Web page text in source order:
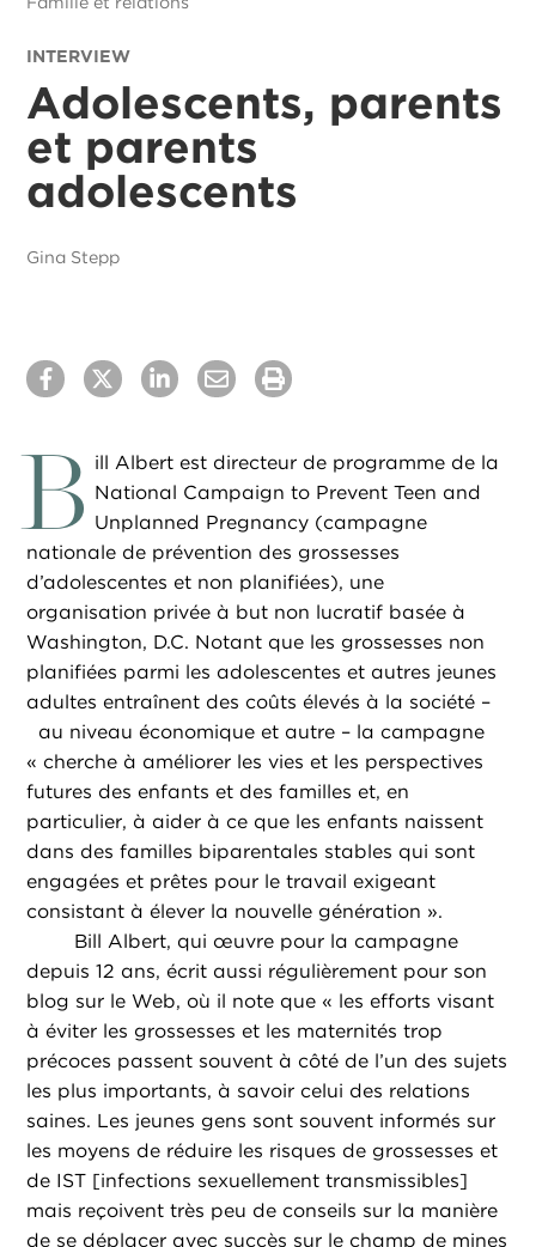
INTERVIEW
Adolescents, parents
et parents
adolescents
Gina Stepp
B ill Albert est directeur de programme de la
National Campaign to Prevent Teen and
Unplanned Pregnancy (campagne
nationale de prévention des grossesses
d’adolescentes et non planifiées), une
organisation privée à but non lucratif basée à
Washington, D.C. Notant que les grossesses non
planifiées parmi les adolescentes et autres jeunes
adultes entraînent des coûts élevés à la société –
au niveau économique et autre – la campagne
« cherche à améliorer les vies et les perspectives
futures des enfants et des familles et, en
particulier, à aider à ce que les enfants naissent
dans des familles biparentales stables qui sont
engagées et prêtes pour le travail exigeant
consistant à élever la nouvelle génération ».
Bill Albert, qui œuvre pour la campagne
depuis 12 ans, écrit aussi régulièrement pour son
blog sur le Web, où il note que « les efforts visant
à éviter les grossesses et les maternités trop
précoces passent souvent à côté de l’un des sujets
les plus importants, à savoir celui des relations
saines. Les jeunes gens sont souvent informés sur
les moyens de réduire les risques de grossesses et
de IST [infections sexuellement transmissibles]
mais reçoivent très peu de conseils sur la manière
de se déplacer avec succès sur le champ de mines